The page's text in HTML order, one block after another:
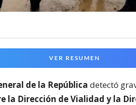
VER RESUMEN
de la República detectó
la Dirección de Vialidad y la